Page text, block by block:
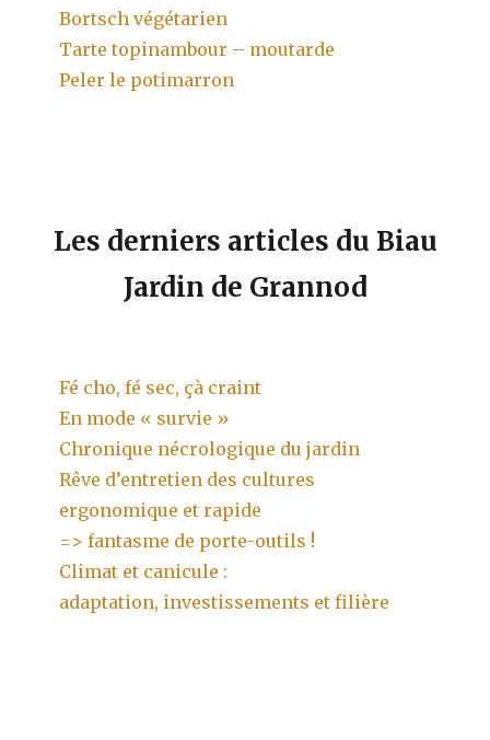
Bortsch végétarien
Tarte topinambour – moutarde
Peler le potimarron
Les derniers articles du Biau
Jardin de Grannod
Fé cho, fé sec, çà craint
En mode « survie »
Chronique nécrologique du jardin
Rêve d’entretien des cultures
ergonomique et rapide
=> fantasme de porte-outils !
Climat et canicule :
adaptation, investissements et filière